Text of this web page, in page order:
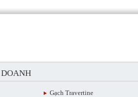
Gạch Travertine